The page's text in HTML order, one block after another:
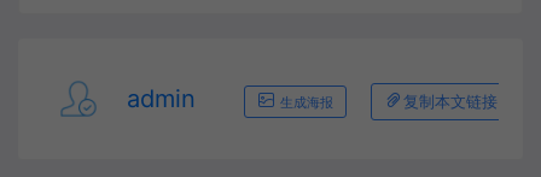
admin 生成海报 复制本文链接